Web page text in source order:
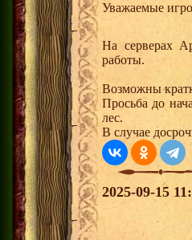
Уважаемые
На серверах
работы.
Возможны
Просьба до
лес.
В случае
2025-09-15